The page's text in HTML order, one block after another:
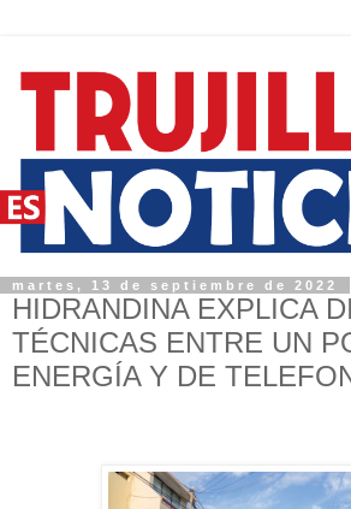
martes, 13 de septiembre de 2022
HIDRANDINA EXPLICA
TÉCNICAS ENTRE UN
ENERGÍA Y DE